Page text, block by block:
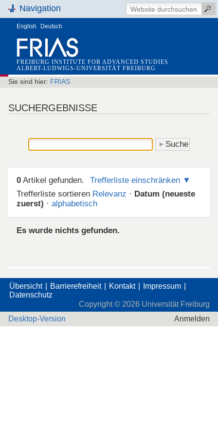
Navigation
English Deutsch
FREIBURG INSTITUTE FOR ADVANCED STUDIES
ALBERT-LUDWIGS-UNIVERSITÄT FREIBURG
Sie sind hier: FRIAS
SUCHERGEBNISSE
0Artikel gefunden.
Trefferliste einschränken
Trefferliste sortieren Relevanz · Datum (neueste
zuerst) · alphabetisch
Es wurde nichts gefunden.
Übersicht Barrierefreiheit Kontakt
Impressum
Datenschutz
Copyright © 2026 Universität Freiburg
Desktop-Version
Anmelden